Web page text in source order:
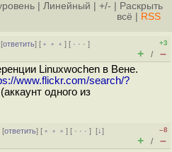
Линейный +/-
Раскрыть
всё
RSS
ответить] [ ﹢﹢﹢] [ · · ·]
+3
+ / –
Linuxwochen в Вене.
www.flickr.com/search/?
(аккаунт одного из
[ответить] [ ﹢﹢﹢] [ · · ·][↓]
–8
+ / –